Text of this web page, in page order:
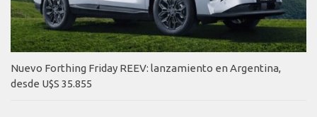
Nuevo Forthing Friday REEV: lanzamiento en Argentina,
desde U$S 35.855